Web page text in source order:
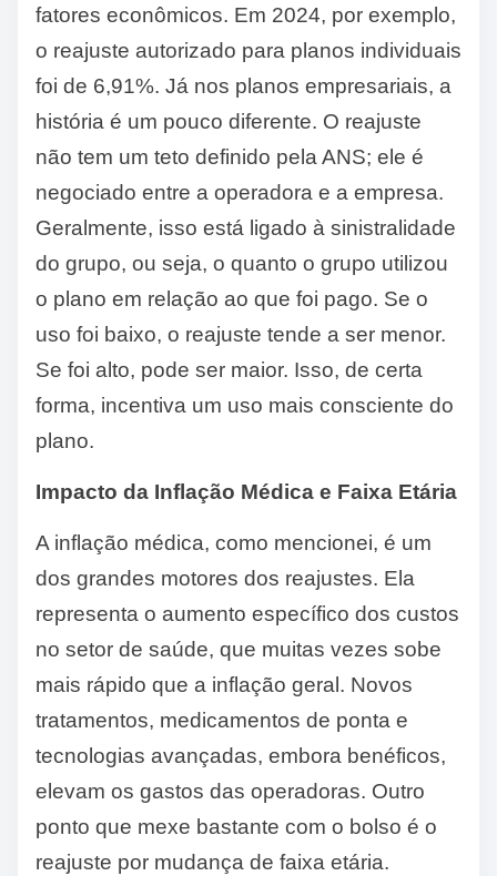
fatores econômicos. Em 2024, por exemplo,
o reajuste autorizado para planos individuais
foi de 6,91%. Já nos planos empresariais, a
história é um pouco diferente. O reajuste
não tem um teto definido pela ANS; ele é
negociado entre a operadora e a empresa.
Geralmente, isso está ligado à sinistralidade
do grupo, ou seja, o quanto o grupo utilizou
o plano em relação ao que foi pago. Se o
uso foi baixo, o reajuste tende a ser menor.
Se foi alto, pode ser maior. Isso, de certa
forma, incentiva um uso mais consciente do
plano.
Impacto da Inflação Médica e Faixa Etária
A inflação médica, como mencionei, é um
dos grandes motores dos reajustes. Ela
representa o aumento específico dos custos
no setor de saúde, que muitas vezes sobe
mais rápido que a inflação geral. Novos
tratamentos, medicamentos de ponta e
tecnologias avançadas, embora benéficos,
elevam os gastos das operadoras. Outro
ponto que mexe bastante com o bolso é o
reajuste por mudança de faixa etária.